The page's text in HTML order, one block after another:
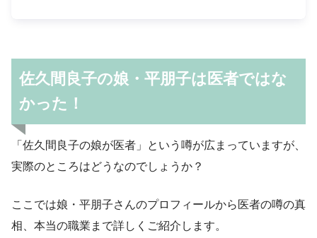
佐久間良子の娘・平朋子は医者ではな
かった！
「佐久間良子の娘が医者」という噂が広まっていますが、
実際のところはどうなのでしょうか？
ここでは娘・平朋子さんのプロフィールから医者の噂の真
相、本当の職業まで詳しくご紹介します。